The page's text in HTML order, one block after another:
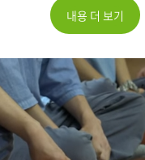
내용 더 보기